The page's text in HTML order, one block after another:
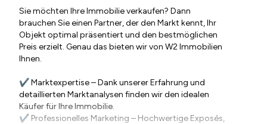
Sie möchten Ihre Immobilie verkaufen? Dann
brauchen Sie einen Partner, der den Markt kennt, Ihr
Objekt optimal präsentiert und den bestmöglichen
Preis erzielt. Genau das bieten wir von W2 Immobilien
Ihnen.
✔ Marktexpertise – Dank unserer Erfahrung und
detaillierten Marktanalysen finden wir den idealen
Käufer für Ihre Immobilie.
✔ Professionelles Marketing – Hochwertige Exposés,